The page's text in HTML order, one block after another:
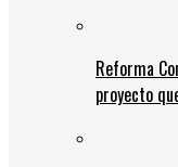
Reforma
proyecto